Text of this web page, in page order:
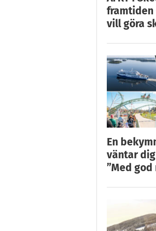
framtiden
vill göra
En
väntar
”Med